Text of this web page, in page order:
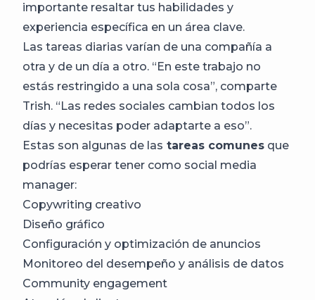
importante resaltar tus habilidades y
experiencia específica en un área clave.
Las tareas diarias varían de una compañía a
otra y de un día a otro. “En este trabajo no
estás restringido a una sola cosa”, comparte
Trish. “Las redes sociales cambian todos los
días y necesitas poder adaptarte a eso”.
Estas son algunas de las tareas comunes que
podrías esperar tener como social media
manager:
Copywriting creativo
Diseño gráfico
Configuración y optimización de anuncios
Monitoreo del desempeño y análisis de datos
Community engagement